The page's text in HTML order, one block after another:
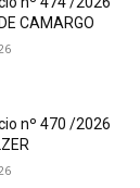
CAMARGO
nº 470 /2026